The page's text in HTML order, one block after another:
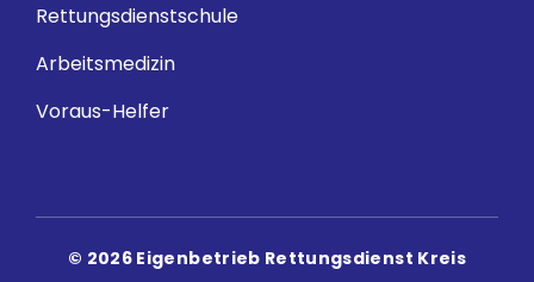
Rettungsdienstschule
Arbeitsmedizin
Voraus-Helfer
© 2026 Eigenbetrieb Rettungsdienst Kreis